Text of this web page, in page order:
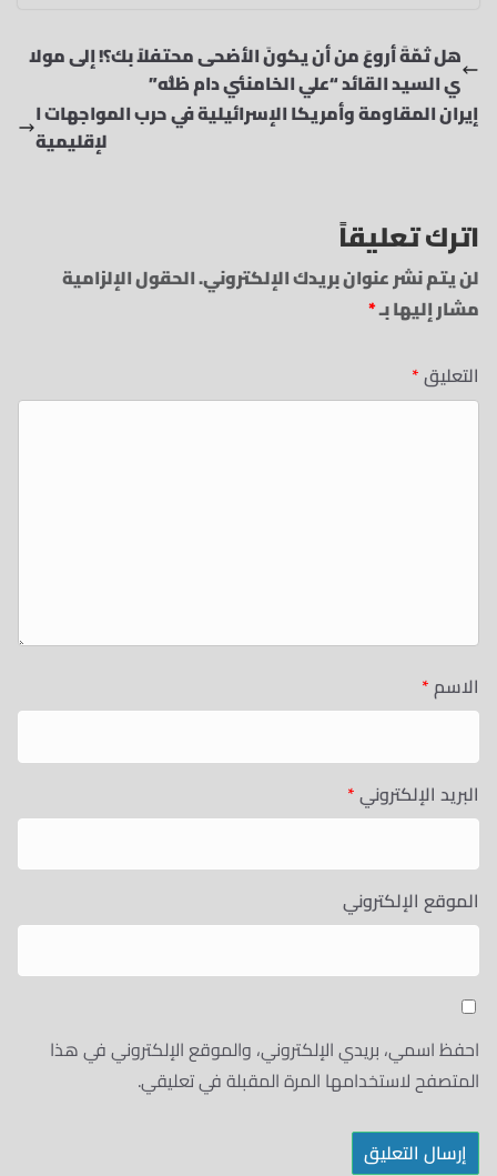
هل ثمّةَ أروعَ من أن يكونَ الأضحى محتفلاً بك؟! إلى مولا
ي السيد القائد “علي الخامنئي دام ظلُّه”
إيران المقاومة وأمريكا الإسرائيلية في حرب المواجهات ا
لإقليمية
اترك تعليقاً
لن يتم نشر عنوان بريدك الإلكتروني.الحقول الإلزامية
مشار إليها بـ*
التعليق*
الاسم*
البريد الإلكتروني*
الموقع الإلكتروني
احفظ اسمي، بريدي الإلكتروني، والموقع الإلكتروني في هذا
المتصفح لاستخدامها المرة المقبلة في تعليقي.